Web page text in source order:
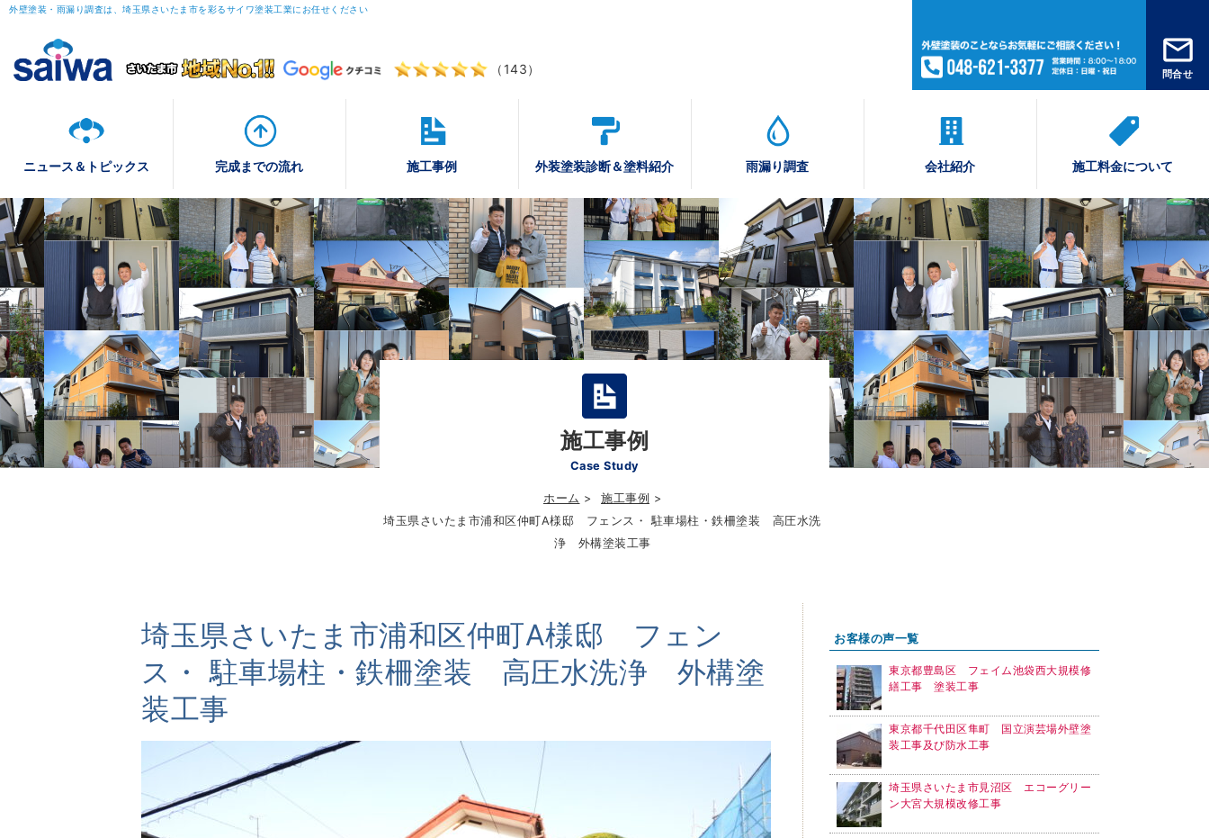
外壁塗装・雨漏り調査は、埼玉県さいたま市を彩るサイワ塗装工業にお任せください
（143） 問合せ
ニュース＆トピックス 完成までの流れ 施工事例 外装塗装診断＆塗料紹介 雨漏り調査 会社紹介 施工料金について
施工事例
Case Study
ホーム
施工事例
埼玉県さいたま市浦和区仲町A様邸 フェンス・ 駐車場柱・鉄柵塗装 高圧水洗
浄 外構塗装工事
埼玉県さいたま市浦和区仲町A様邸 フェン
ス・ 駐車場柱・鉄柵塗装 高圧水洗浄 外構塗
装工事
お客様の声一覧
東京都豊島区 フェイム池袋西大規模修
繕工事 塗装工事
東京都千代田区隼町 国立演芸場外壁塗
装工事及び防水工事
埼玉県さいたま市見沼区 エコーグリー
ン大宮大規模改修工事